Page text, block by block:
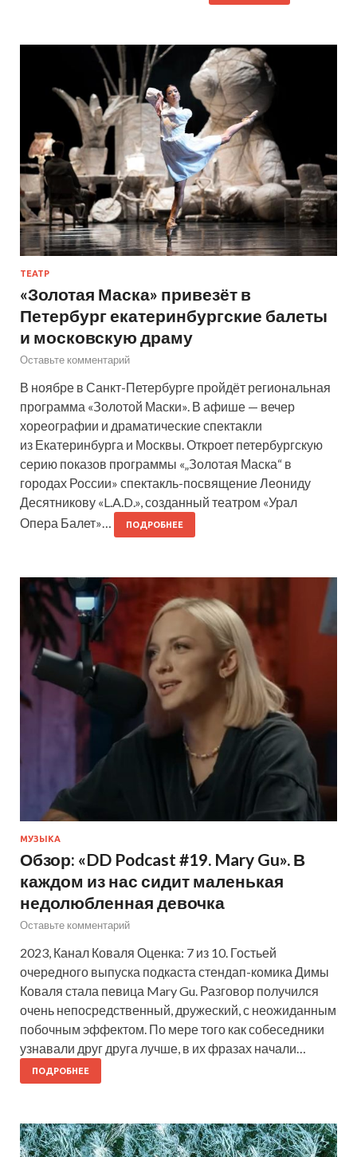
ТЕАТР
«Золотая Маска» привезёт в
Петербург екатеринбургские балеты
и московскую драму
Оставьте комментарий
В ноябре в Санкт-Петербурге пройдёт региональная
программа «Золотой Маски». В афише — вечер
хореографии и драматические спектакли
из Екатеринбурга и Москвы. Откроет петербургскую
серию показов программы «„Золотая Маска“ в
городах России» спектакль-посвящение Леониду
Десятникову «L.A.D.», созданный театром «Урал
Опера Балет»…
ПОДРОБНЕЕ
МУЗЫКА
Обзор: «DD Podcast #19. Mary Gu». В
каждом из нас сидит маленькая
недолюбленная девочка
Оставьте комментарий
2023, Канал Коваля Оценка: 7 из 10. Гостьей
очередного выпуска подкаста стендап-комика Димы
Коваля стала певица Mary Gu. Разговор получился
очень непосредственный, дружеский, с неожиданным
побочным эффектом. По мере того как собеседники
узнавали друг друга лучше, в их фразах начали…
ПОДРОБНЕЕ